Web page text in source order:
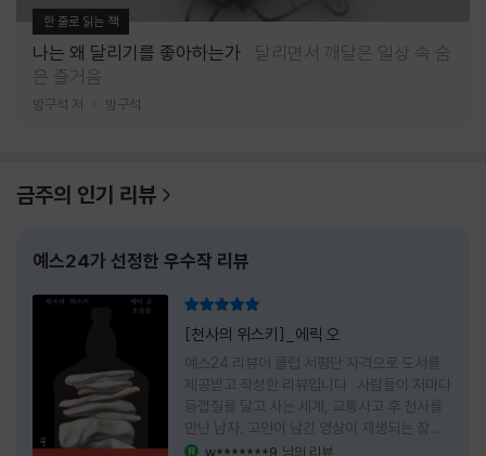
한 줄로 읽는 책
나는 왜 달리기를 좋아하는가
달리면서 깨달은 일상 속 숨
은 즐거움
방구석 저 방구석
금주의 인기 리뷰
예스24가 선정한 우수작 리뷰
[천사의 위스키]_에릭 오
예스24 리뷰어 클럽 서평단 자격으로 도서를
제공받고 작성한 리뷰입니다 사람들이 저마다
등껍질을 달고 사는 세계, 교통사고 후 천사를
만난 남자, 고인이 남긴 영상이 재생되는 장례
식장에서 똥을 싼 개. 이 책에는 몇 줄만 읽어도
w*******9 님의 리뷰